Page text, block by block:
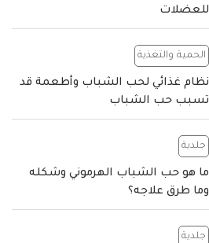
للعضلات
الحمية والتغذية
نظام غذائي لحب الشباب وأطعمة قد
تسبب حب الشباب
جلدية
ما هو حب الشباب الهرموني وشكله
وما طرق علاجه؟
جلدية